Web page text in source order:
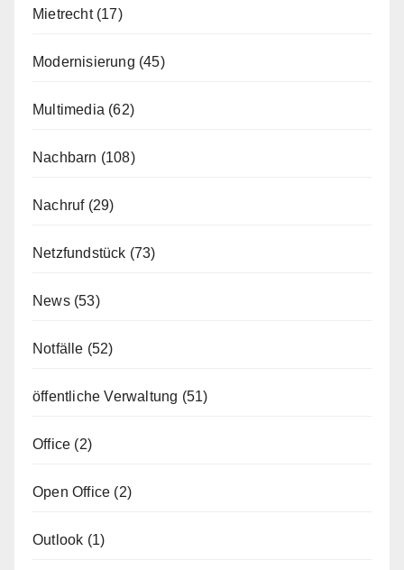
Mietrecht(17)
Modernisierung (45)
Multimedia (62)
Nachbarn (108)
Nachruf(29)
Netzfundstück (73)
News(53)
Notfälle (52)
öffentliche Verwaltung (51)
Office (2)
Open Office (2)
Outlook (1)